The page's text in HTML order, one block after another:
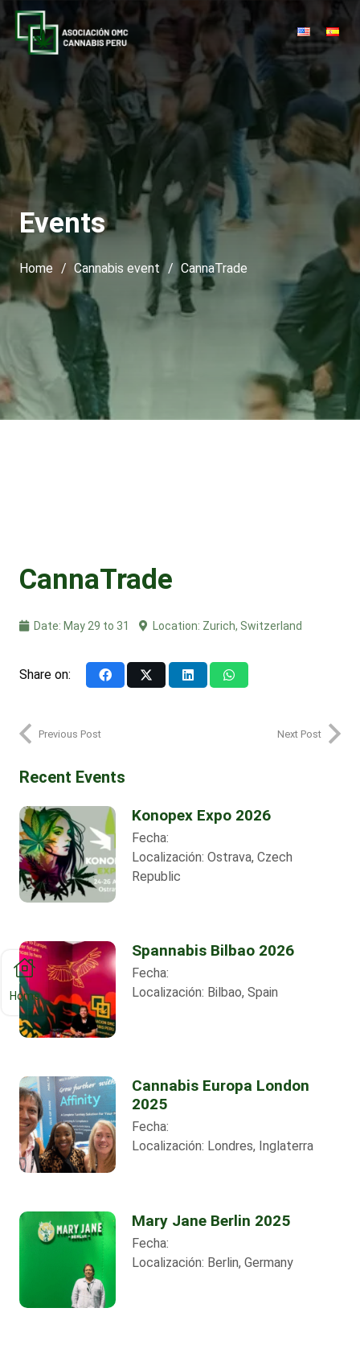
Events
Home / Cannabis event / CannaTrade
CannaTrade
Date: May 29 to 31 Location: Zurich, Switzerland
Share on:
Previous Post Next Post
Recent Events
Konopex Expo 2026
Fecha:
Localización: Ostrava, Czech
Republic
Spannabis Bilbao 2026
Fecha:
Localización: Bilbao, Spain
Cannabis Europa London
2025
Fecha:
Localización: Londres, Inglaterra
Mary Jane Berlin 2025
Fecha:
Localización: Berlin, Germany
Home